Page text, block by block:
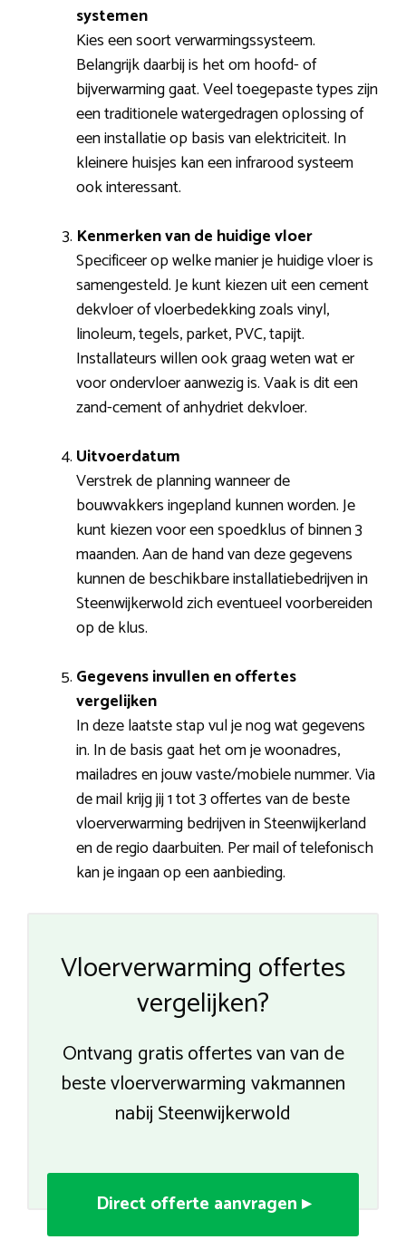
systemen
Kies een soort verwarmingssysteem.
Belangrijk daarbij is het om hoofd- of
bijverwarming gaat. Veel toegepaste types zijn
een traditionele watergedragen oplossing of
een installatie op basis van elektriciteit. In
kleinere huisjes kan een infrarood systeem
ook interessant.
Kenmerken van de huidige vloer
Specificeer op welke manier je huidige vloer is
samengesteld. Je kunt kiezen uit een cement
dekvloer of vloerbedekking zoals vinyl,
linoleum, tegels, parket, PVC, tapijt.
Installateurs willen ook graag weten wat er
voor ondervloer aanwezig is. Vaak is dit een
zand-cement of anhydriet dekvloer.
Uitvoerdatum
Verstrek de planning wanneer de
bouwvakkers ingepland kunnen worden. Je
kunt kiezen voor een spoedklus of binnen 3
maanden. Aan de hand van deze gegevens
kunnen de beschikbare installatiebedrijven in
Steenwijkerwold zich eventueel voorbereiden
op de klus.
Gegevens invullen en offertes
vergelijken
In deze laatste stap vul je nog wat gegevens
in. In de basis gaat het om je woonadres,
mailadres en jouw vaste/mobiele nummer. Via
de mail krijg jij 1 tot 3 offertes van de beste
vloerverwarming bedrijven in Steenwijkerland
en de regio daarbuiten. Per mail of telefonisch
kan je ingaan op een aanbieding.
Vloerverwarming offertes
vergelijken?
Ontvang gratis offertes van van de
beste vloerverwarming vakmannen
nabij Steenwijkerwold
Direct offerte aanvragen ▸